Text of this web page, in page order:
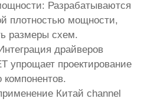
Разрабатываются
плотностью мощности,
размеры схем.
драйверов
упрощает проектирование
Китай channel